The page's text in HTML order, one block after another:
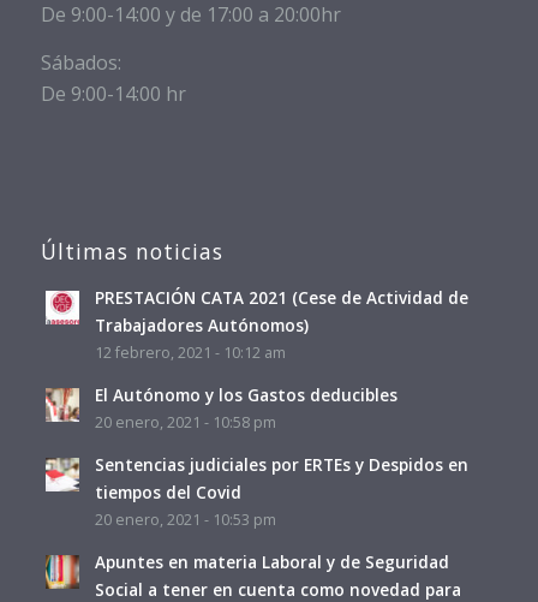
De 9:00-14:00 y de 17:00 a 20:00hr
Sábados:
De 9:00-14:00 hr
Últimas noticias
PRESTACIÓN CATA 2021 (Cese de Actividad de
Trabajadores Autónomos)
12 febrero, 2021 - 10:12 am
El Autónomo y los Gastos deducibles
20 enero, 2021 - 10:58 pm
Sentencias judiciales por ERTEs y Despidos en
tiempos del Covid
20 enero, 2021 - 10:53 pm
Apuntes en materia Laboral y de Seguridad
Social a tener en cuenta como novedad para